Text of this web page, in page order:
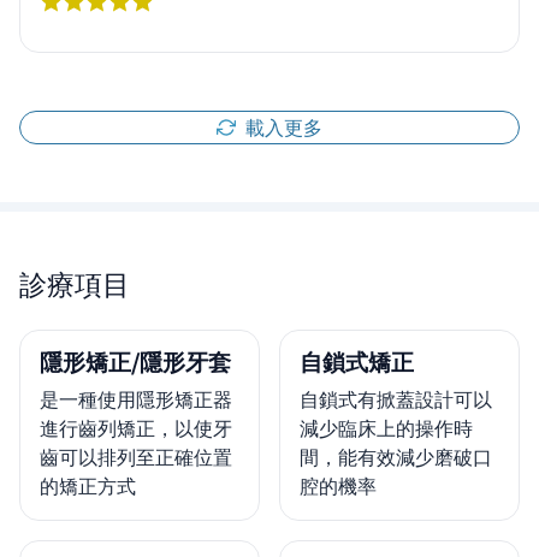
載入更多
診療項目
隱形矯正/隱形牙套
是一種使用隱形矯正器
進行齒列矯正，以使牙
齒可以排列至正確位置
的矯正方式
自鎖式矯正
自鎖式有掀蓋設計可以
減少臨床上的操作時
間，能有效減少磨破口
腔的機率